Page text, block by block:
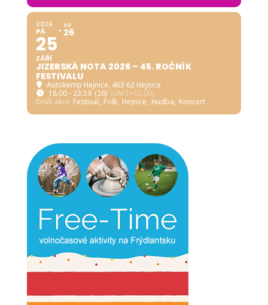
2026
PÁ
25
ZÁŘÍ
SO
26
JIZERSKÁ NOTA 2026 – 45. ROČNÍK
FESTIVALU
Autokemp Hejnice, 463 62 Hejnice
18.00 - 23.59 (26) (GMT+02:00)
Druh akce Festival, Folk, Hejnice, Hudba, Koncert